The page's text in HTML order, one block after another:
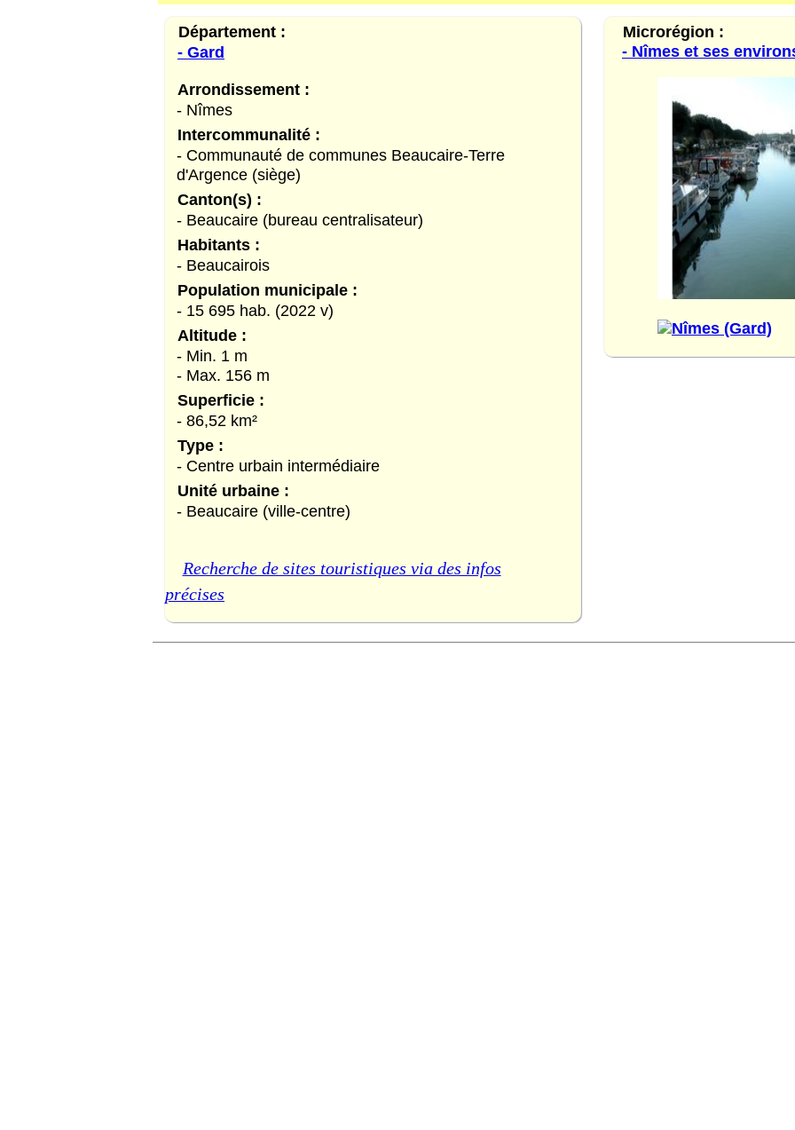
Département :
- Gard
Arrondissement :
- Nîmes
Intercommunalité :
- Communauté de communes Beaucaire-Terre
d'Argence (siège)
Canton(s) :
- Beaucaire (bureau centralisateur)
Habitants :
- Beaucairois
Population municipale :
- 15 695 hab. (2022 v)
Altitude :
- Min. 1 m
- Max. 156 m
Superficie :
- 86,52 km²
Type :
- Centre urbain intermédiaire
Unité urbaine :
- Beaucaire (ville-centre)
Recherche de sites touristiques via des infos
précises
Microrégion :
- Nîmes et ses